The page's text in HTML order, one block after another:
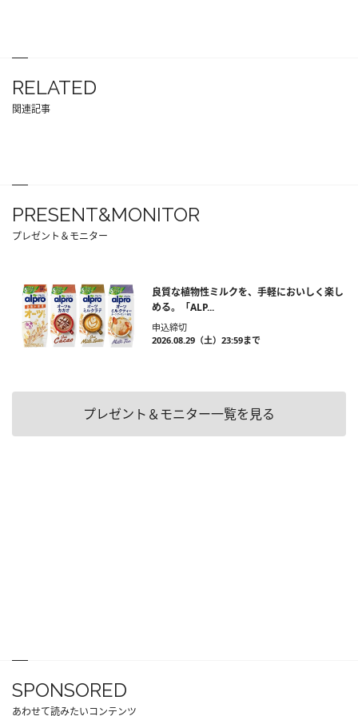
RELATED
関連記事
PRESENT&MONITOR
プレゼント＆モニター
良質な植物性ミルクを、手軽においしく楽し
める。「ALP...
申込締切
2026.08.29（土）23:59まで
プレゼント＆モニター一覧を見る
SPONSORED
あわせて読みたいコンテンツ